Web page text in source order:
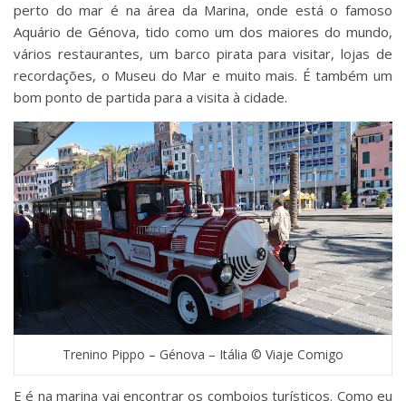
perto do mar é na área da Marina, onde está o famoso
Aquário de Génova, tido como um dos maiores do mundo,
vários restaurantes, um barco pirata para visitar, lojas de
recordações, o Museu do Mar e muito mais. É também um
bom ponto de partida para a visita à cidade.
Trenino Pippo – Génova – Itália © Viaje Comigo
E é na marina vai encontrar os comboios turísticos. Como eu